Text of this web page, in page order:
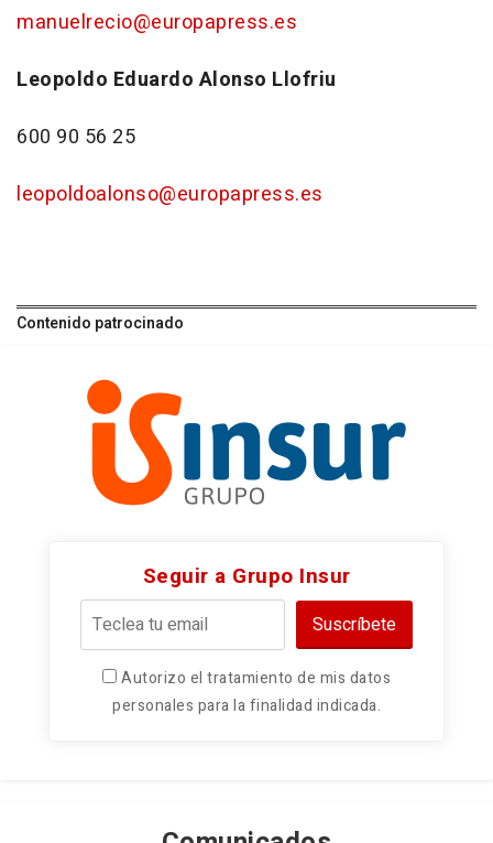
manuelrecio@europapress.es
Leopoldo Eduardo Alonso Llofriu
600 90 56 25
leopoldoalonso@europapress.es
Contenido patrocinado
Seguir a Grupo Insur
Suscríbete
Autorizo el tratamiento de mis datos
personales para la finalidad indicada.